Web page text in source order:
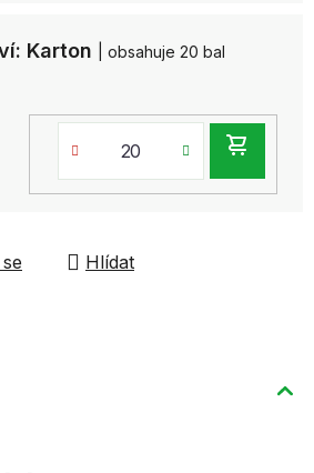
Karton
| obsahuje 20 bal
Hlídat